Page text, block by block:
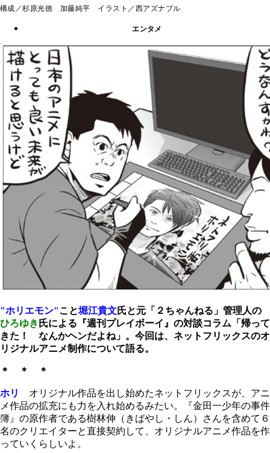
構成／杉原光徳 加藤純平 イラスト／西アズナブル
エンタメ
"ホリエモン"こと堀江貴文氏と元「２ちゃんねる」管理人の
ひろゆき 氏による『週刊プレイボーイ』の対談コラム「帰って
きた！ なんかヘンだよね」。今回は、ネットフリックスのオ
リジナルアニメ制作について語る。
＊ ＊ ＊
ホリ
オリジナル作品を出し始めたネットフリックスが、アニ
メ作品の拡充にも力を入れ始めるみたい。『金田一少年の事件
簿』の原作者である樹林伸（きばやし・しん）さんを含めて６
名のクリエイターと直接契約して、オリジナルアニメ作品を作
っていくらしいよ。